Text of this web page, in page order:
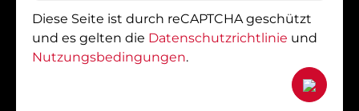
Diese Seite ist durch reCAPTCHA geschützt
und es gelten die Datenschutzrichtlinie und
Nutzungsbedingungen.